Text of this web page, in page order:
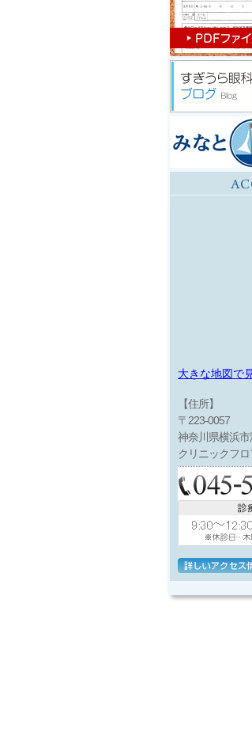
大きな地図で
【住所】
〒223-0057
神奈川県横浜
クリニックフ